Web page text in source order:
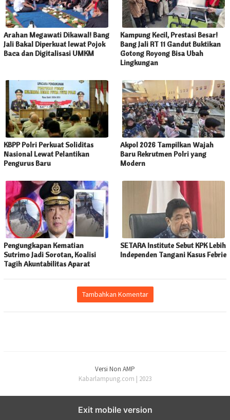
Arahan Megawati Dikawal! Bang
Jali Bakal Diperkuat lewat Pojok
Baca dan Digitalisasi UMKM
Kampung Kecil, Prestasi Besar!
Bang Jali RT 11 Gandut Buktikan
Gotong Royong Bisa Ubah
Lingkungan
KBPP Polri Perkuat Soliditas
Nasional Lewat Pelantikan
Pengurus Baru
Akpol 2026 Tampilkan Wajah
Baru Rekrutmen Polri yang
Modern
Pengungkapan Kematian
Sutrimo Jadi Sorotan, Koalisi
Tagih Akuntabilitas Aparat
SETARA Institute Sebut KPK Lebih
Independen Tangani Kasus Febrie
Tambahkan Komentar
Versi Non AMP
Kabarlampung.com | 2023
Exit mobile version